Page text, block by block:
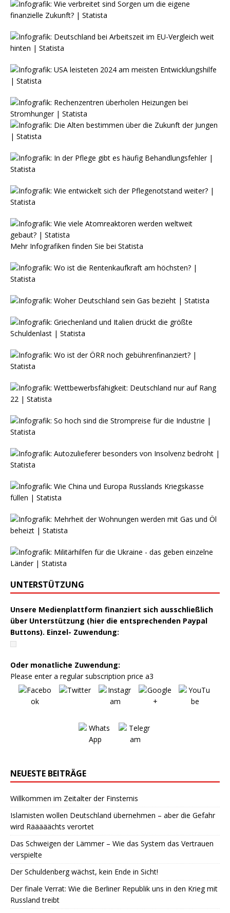
Mehr Infografiken finden Sie bei Statista
UNTERSTÜTZUNG
Unsere Medienplattform finanziert sich ausschließlich
über Unterstützung (hier die entsprechenden Paypal
Buttons). Einzel- Zuwendung:
Oder monatliche Zuwendung:
Please enter a regular subscription price a3
NEUESTE BEITRÄGE
Willkommen im Zeitalter der Finsternis
Islamisten wollen Deutschland übernehmen – aber die Gefahr
wird Rääääächts verortet
Das Schweigen der Lämmer – Wie das System das Vertrauen
verspielte
Der Schuldenberg wächst, kein Ende in Sicht!
Der finale Verrat: Wie die Berliner Republik uns in den Krieg mit
Russland treibt